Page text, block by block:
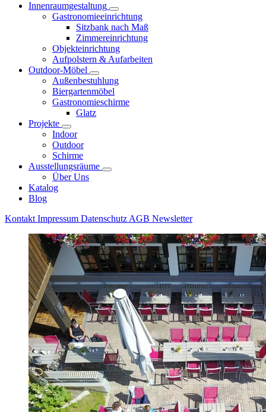
Innenraumgestaltung
Gastronomieeinrichtung
Sitzbank nach Maß
Zimmereinrichtung
Objekteinrichtung
Aufpolstern & Aufarbeiten
Outdoor-Möbel
Außenbestuhlung
Biergartenmöbel
Gastronomieschirme
Glatz
Projekte
Indoor
Outdoor
Schirme
Ausstellungsräume
Über Uns
Katalog
Blog
Kontakt Impressum Datenschutz AGB Newsletter